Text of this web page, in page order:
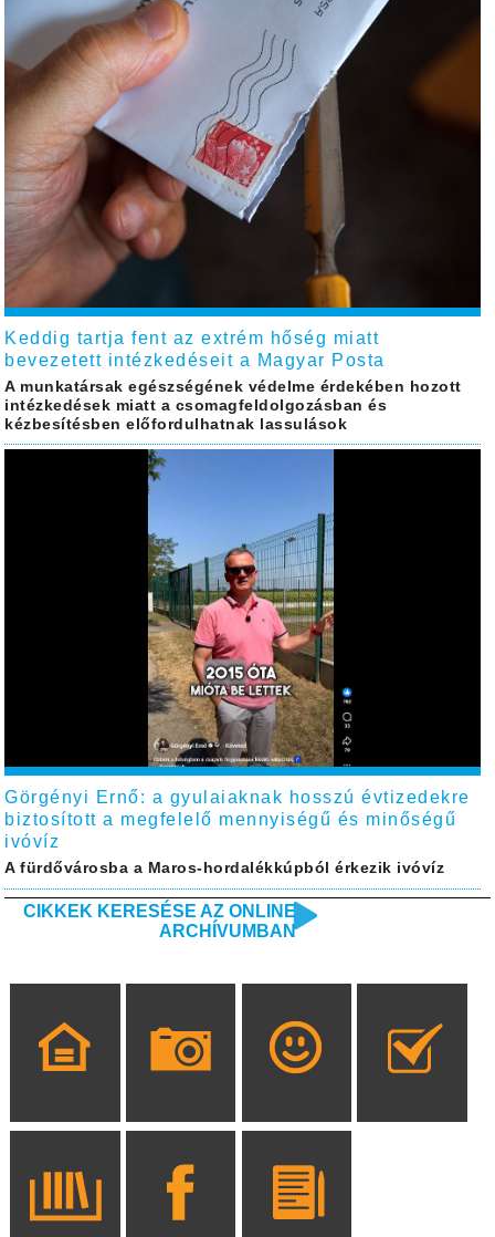
Keddig tartja fent az extrém hőség miatt
bevezetett intézkedéseit a Magyar Posta
A munkatársak egészségének védelme érdekében hozott
intézkedések miatt a csomagfeldolgozásban és
kézbesítésben előfordulhatnak lassulások
Görgényi Ernő: a gyulaiaknak hosszú évtizedekre
biztosított a megfelelő mennyiségű és minőségű
ivóvíz
A fürdővárosba a Maros-hordalékkúpból érkezik ivóvíz
CIKKEK KERESÉSE AZ ONLINE
ARCHÍVUMBAN